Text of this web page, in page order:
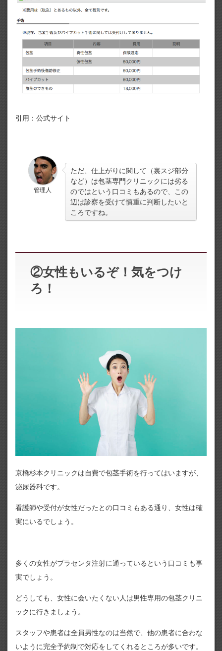
引用：公式サイト
管理人
ただ、仕上がりに関して（裏スジ部分
など）は包茎専門クリニックには劣る
のではという口コミもあるので、この
辺は診察を受けて慎重に判断したいと
ころですね。
②女性もいるぞ！気をつけ
ろ！
京橋杉本クリニックは自費で包茎手術を行ってはいますが、
泌尿器科です。
看護師や受付が女性だったとの口コミもある通り、女性は確
実にいるでしょう。
多くの女性がプラセンタ注射に通っているという口コミも事
実でしょう。
どうしても、女性に会いたくない人は男性専用の包茎クリニ
ックに行きましょう。
スタッフや患者は全員男性なのは当然で、他の患者に合わな
いように完全予約制で対応をしてくれるところが多いです。